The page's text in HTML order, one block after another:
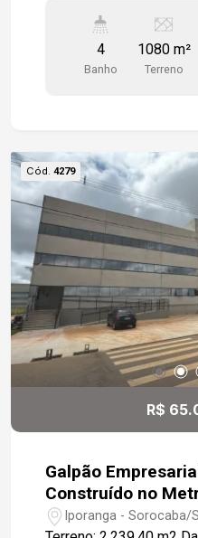
para depósito,
masculino e feminino e
recuo para 7 vagas de
4
Banho
1080 m²
Terreno
Cód. 4279
R$
Galpão
Construído no
Empresarial
Iporanga - Sorocaba/